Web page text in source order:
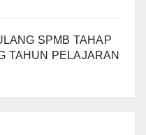
SPMB TAHAP
TAHUN PELAJARAN